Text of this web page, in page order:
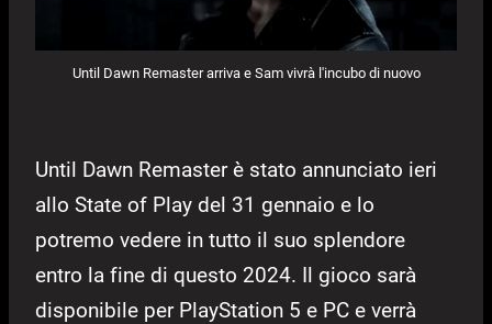
Until Dawn Remaster arriva e Sam vivrà l'incubo di nuovo
Until Dawn Remaster è stato annunciato ieri
allo State of Play del 31 gennaio e lo
potremo vedere in tutto il suo splendore
entro la fine di questo 2024. Il gioco sarà
disponibile per PlayStation 5 e PC e verrà